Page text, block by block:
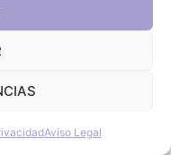
Aviso Legal
recogidas